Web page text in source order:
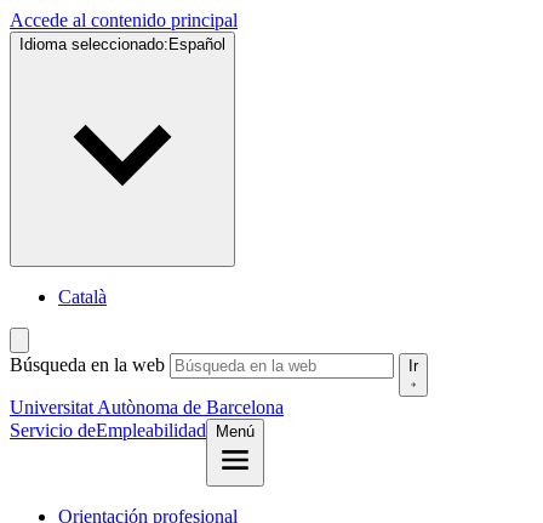
Accede al contenido principal
Idioma seleccionado: Español
Català
Búsqueda en la web Ir
Universitat Autònoma de Barcelona
Servicio deEmpleabilidad Menú
Orientación profesional